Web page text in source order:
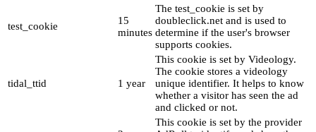
test_cookie
15
minutes
The test_cookie is set by
doubleclick.net and is used to
determine if the user's browser
supports cookies.
tidal_ttid 1 year
This cookie is set by Videology.
The cookie stores a videology
unique identifier. It helps to know
whether a visitor has seen the ad
and clicked or not.
This cookie is set by the provider